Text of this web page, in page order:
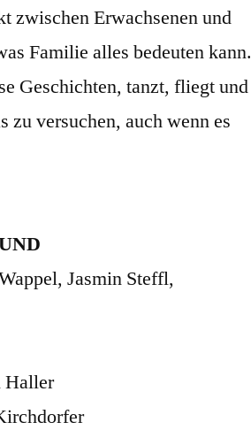
zwischen Erwachsenen und
Familie alles bedeuten kann.
Geschichten, tanzt, fliegt und
zu versuchen, auch wenn es
Jasmin Steffl,
Haller